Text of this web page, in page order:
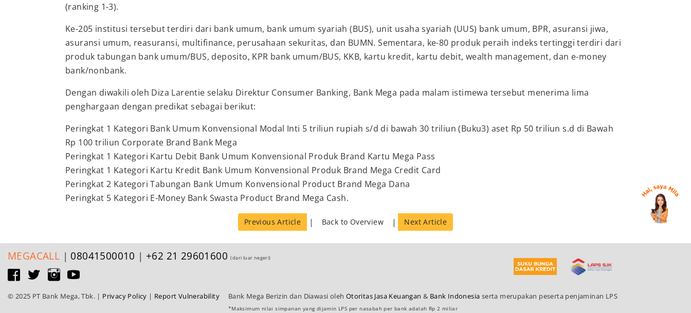
(ranking 1-3).
Ke-205 institusi tersebut terdiri dari bank umum, bank umum syariah (BUS), unit usaha syariah (UUS) bank umum, BPR, asuransi jiwa,
asuransi umum, reasuransi, multifinance, perusahaan sekuritas, dan BUMN. Sementara, ke-80 produk peraih indeks tertinggi terdiri dari
produk tabungan bank umum/BUS, deposito, KPR bank umum/BUS, KKB, kartu kredit, kartu debit, wealth management, dan e-money
bank/nonbank.
Dengan diwakili oleh Diza Larentie selaku Direktur Consumer Banking, Bank Mega pada malam istimewa tersebut menerima lima
penghargaan dengan predikat sebagai berikut:
Peringkat 1 Kategori Bank Umum Konvensional Modal Inti 5 triliun rupiah s/d di bawah 30 triliun (Buku3) aset Rp 50 triliun s.d di Bawah
Rp 100 triliun Corporate Brand Bank Mega
Peringkat 1 Kategori Kartu Debit Bank Umum Konvensional Produk Brand Kartu Mega Pass
Peringkat 1 Kategori Kartu Kredit Bank Umum Konvensional Produk Brand Mega Credit Card
Peringkat 2 Kategori Tabungan Bank Umum Konvensional Product Brand Mega Dana
Peringkat 5 Kategori E-Money Bank Swasta Product Brand Mega Cash.
Previous Article | Back to Overview | Next Article
MEGACALL | 08041500010 | +62 21 29601600 (dari luar negeri)
© 2025 PT Bank Mega, Tbk. | Privacy Policy | Report Vulnerability Bank Mega Berizin dan Diawasi oleh Otoritas Jasa Keuangan & Bank Indonesia serta merupakan peserta penjaminan LPS
*Maksimum nilai simpanan yang dijamin LPS per nasabah per bank adalah Rp 2 miliar